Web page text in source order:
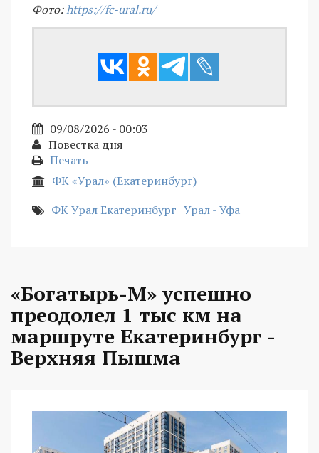
Фото:https://fc-ural.ru/
09/08/2026 - 00:03
Повестка дня
Печать
ФК «Урал» (Екатеринбург)
ФК Урал Екатеринбург Урал - Уфа
«Богатырь-М» успешно
преодолел 1 тыс км на
маршруте Екатеринбург -
Верхняя Пышма